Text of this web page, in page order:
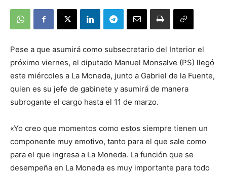
Pese a que asumirá como subsecretario del Interior el
próximo viernes, el diputado Manuel Monsalve (PS) llegó
este miércoles a La Moneda, junto a Gabriel de la Fuente,
quien es su jefe de gabinete y asumirá de manera
subrogante el cargo hasta el 11 de marzo.
«Yo creo que momentos como estos siempre tienen un
componente muy emotivo, tanto para el que sale como
para el que ingresa a La Moneda. La función que se
desempeña en La Moneda es muy importante para todo